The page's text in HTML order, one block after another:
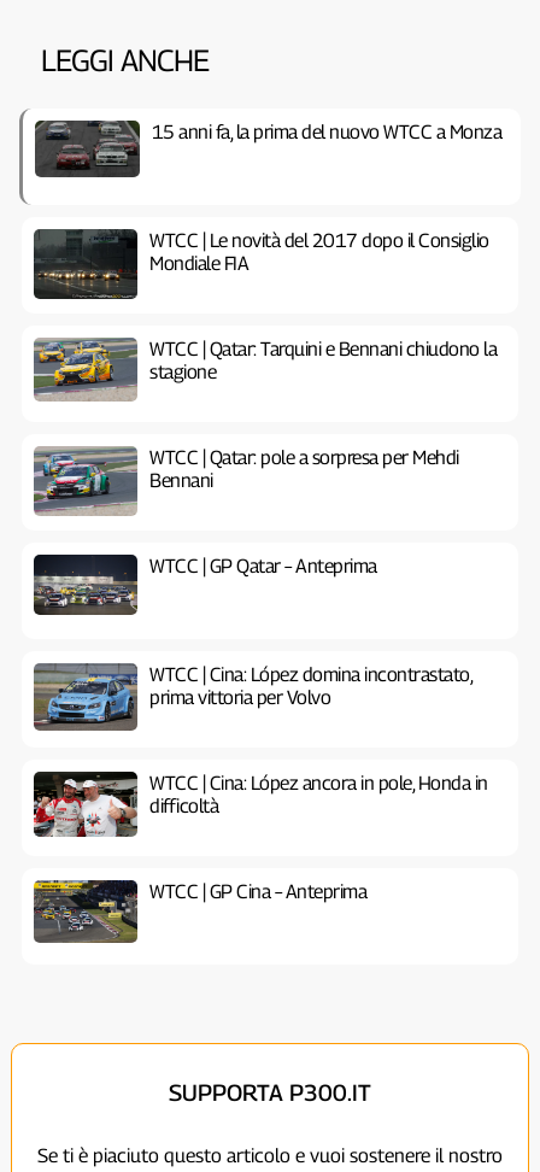
LEGGI ANCHE
15 anni fa, la prima del nuovo WTCC a Monza
WTCC | Le novità del 2017 dopo il Consiglio
Mondiale FIA
WTCC | Qatar: Tarquini e Bennani chiudono la
stagione
WTCC | Qatar: pole a sorpresa per Mehdi
Bennani
WTCC | GP Qatar – Anteprima
WTCC | Cina: López domina incontrastato,
prima vittoria per Volvo
WTCC | Cina: López ancora in pole, Honda in
difficoltà
WTCC | GP Cina – Anteprima
SUPPORTA P300.IT
Se ti è piaciuto questo articolo e vuoi sostenere il nostro